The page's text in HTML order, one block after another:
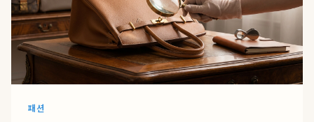
패션